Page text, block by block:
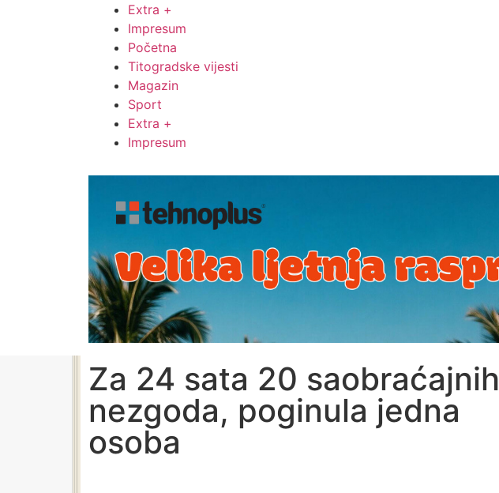
Extra +
Impresum
Početna
Titogradske vijesti
Magazin
Sport
Extra +
Impresum
Za 24 sata 20 saobraćajnih
nezgoda, poginula jedna
osoba